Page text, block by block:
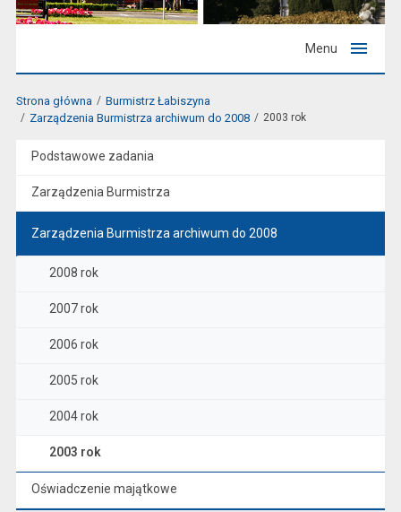
Menu
Strona główna
Burmistrz Łabiszyna
Zarządzenia Burmistrza archiwum do 2008
2003 rok
Podstawowe zadania
Zarządzenia Burmistrza
Zarządzenia Burmistrza archiwum do 2008
2008 rok
2007 rok
2006 rok
2005 rok
2004 rok
2003 rok
Oświadczenie majątkowe